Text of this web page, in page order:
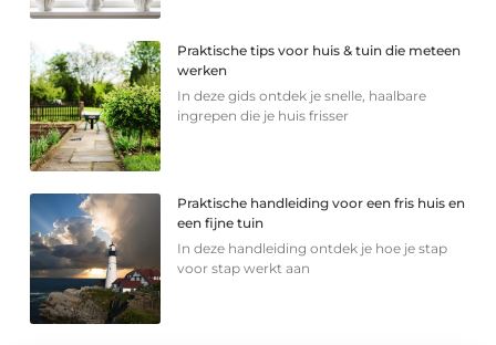
Praktische tips voor huis & tuin die meteen
werken
In deze gids ontdek je snelle, haalbare
ingrepen die je huis frisser
Praktische handleiding voor een fris huis en
een fijne tuin
In deze handleiding ontdek je hoe je stap
voor stap werkt aan